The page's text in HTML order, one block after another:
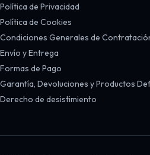
Política de Privacidad
Política de Cookies
Condiciones Generales de
Envío y Entrega
Formas de Pago
Garantía, Devoluciones y Productos
Derecho de desistimiento